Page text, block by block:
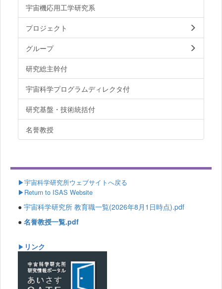
宇宙機応用工学研究系
プロジェクト
グループ
研究総主幹付
宇宙科学プログラムディレクタ付
研究基盤・技術統括付
名誉教授
▶宇宙科学研究所ウェブサイトへ戻る
▶Return to ISAS Website
● 宇宙科学研究所 教育職一覧(2026年8月1日時点).pdf
● 名誉教授一覧.pdf
▶ リンク